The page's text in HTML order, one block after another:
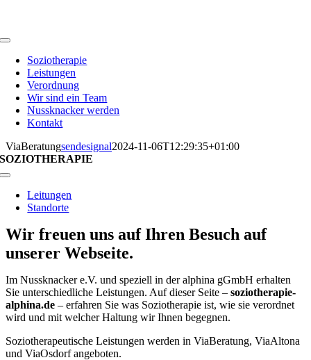
springen
Toggle
NavigationSoziotherapie
Leistungen
Verordnung
Wir sind ein Team
Nussknacker werden
Kontakt
ViaBeratungsendesignal2024-11-06T12:29:35+01:00
SOZIOTHERAPIE
Toggle
NavigationLeitungen
Standorte
Wir freuen uns auf Ihren Besuch auf
unserer Webseite.
Im Nussknacker e.V. und speziell in der alphina gGmbH erhalten
Sie unterschiedliche Leistungen. Auf dieser Seite – soziotherapie-
alphina.de – erfahren Sie was Soziotherapie ist, wie sie verordnet
wird und mit welcher Haltung wir Ihnen begegnen.
Soziotherapeutische Leistungen werden in ViaBeratung, ViaAltona
und ViaOsdorf angeboten.